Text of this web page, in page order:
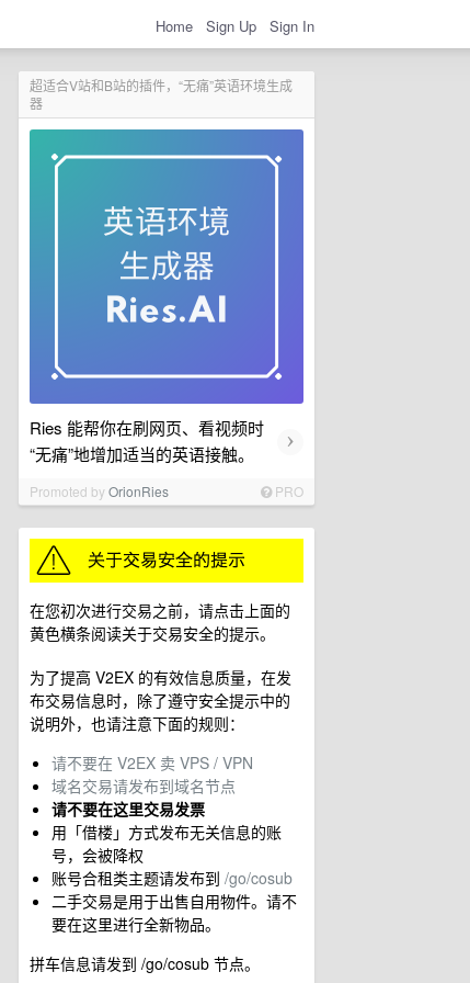
Home Sign Up Sign In
超适合V站和B站的插件，“无痛”英语环境生成
器
Ries 能帮你在刷网页、看视频时
“无痛”地增加适当的英语接触。
›
Promoted byOrionRies PRO
在您初次进行交易之前，请点击上面的
黄色横条阅读关于交易安全的提示。
为了提高 V2EX 的有效信息质量，在发
布交易信息时，除了遵守安全提示中的
说明外，也请注意下面的规则：
请不要在 V2EX 卖 VPS / VPN
域名交易请发布到域名节点
请不要在这里交易发票
用「借楼」方式发布无关信息的账
号，会被降权
账号合租类主题请发布到 /go/cosub
二手交易是用于出售自用物件。请不
要在这里进行全新物品。
拼车信息请发到 /go/cosub 节点。